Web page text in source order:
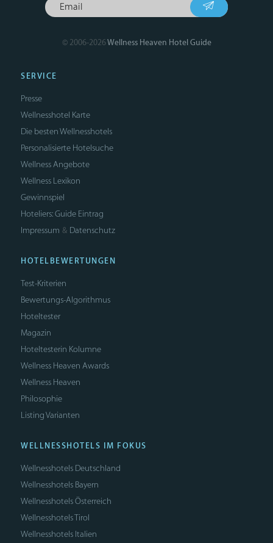
© 2006-2026Wellness Heaven Hotel Guide
SERVICE
Presse
Wellnesshotel Karte
Die besten Wellnesshotels
Personalisierte Hotelsuche
Wellness Angebote
Wellness Lexikon
Gewinnspiel
Hoteliers: Guide Eintrag
Impressum & Datenschutz
HOTELBEWERTUNGEN
Test-Kriterien
Bewertungs-Algorithmus
Hoteltester
Magazin
Hoteltesterin Kolumne
Wellness Heaven Awards
Wellness Heaven
Philosophie
Listing Varianten
WELLNESSHOTELS IM FOKUS
Wellnesshotels Deutschland
Wellnesshotels Bayern
Wellnesshotels Österreich
Wellnesshotels Tirol
Wellnesshotels Italien